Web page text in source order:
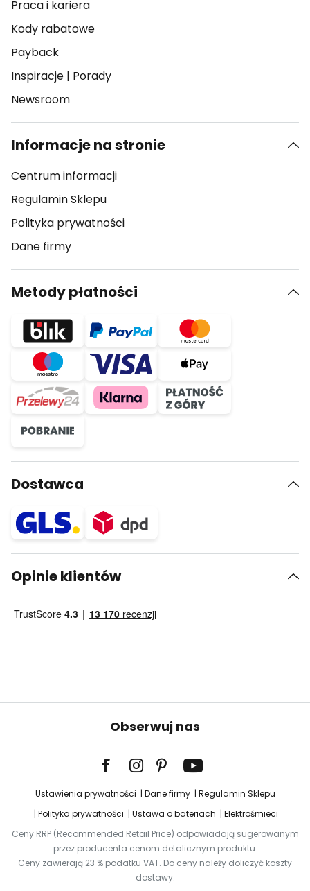
Praca i kariera
Kody rabatowe
Payback
Inspiracje | Porady
Newsroom
Informacje na stronie
Centrum informacji
Regulamin Sklepu
Polityka prywatności
Dane firmy
Metody płatności
Dostawca
Opinie klientów
Obserwuj nas
Ustawienia prywatności Dane firmy
Regulamin Sklepu
Polityka prywatności
Ustawa o bateriach
Elektrośmieci
Ceny RRP (Recommended Retail Price) odpowiadają sugerowanym
przez producenta cenom detalicznym produktu.
Ceny zawierają 23 % podatku VAT. Do ceny należy doliczyć koszty
dostawy.